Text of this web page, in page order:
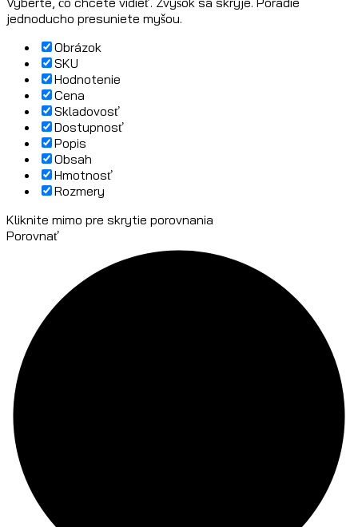
jednoducho presuniete myšou.
Obrázok
SKU
Hodnotenie
Cena
Skladovosť
Dostupnosť
Popis
Obsah
Hmotnosť
Rozmery
Kliknite mimo pre skrytie porovnania
Porovnať